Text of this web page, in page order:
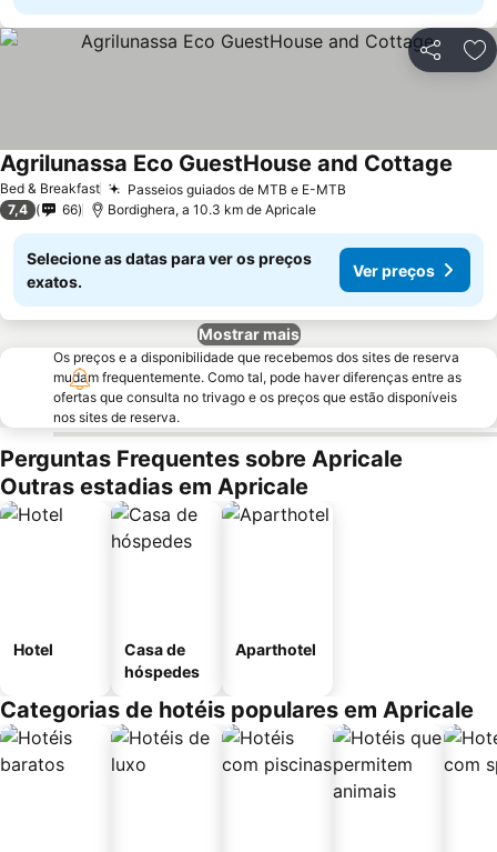
Partilhar
Bed & Breakfast Passeios guiados de MTB e E-MTB
Agrilunassa Eco GuestHouse and Cottage
7,4 66 Bordighera, a 10.3 km de Apricale
Selecione as datas para ver os preços
exatos.
Ver preços
Mostrar mais
Os preços e a disponibilidade que recebemos dos sites de reserva
mudam frequentemente. Como tal, pode haver diferenças entre as
ofertas que consulta no trivago e os preços que estão disponíveis
nos sites de reserva.
Perguntas Frequentes sobre Apricale
Outras estadias em Apricale
Hotel
Casa de
hóspedes
Aparthotel
Categorias de hotéis populares em Apricale